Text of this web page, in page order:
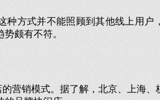
种方式并不能照顾到其他线上用户
颇有不符。
营销模式。据了解，北京、上海、